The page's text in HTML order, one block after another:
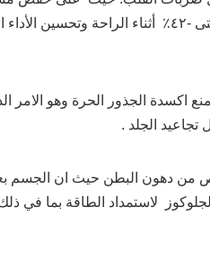
الكوليسترول حتى -٣٢٪؜ والدهون الثلاثية حتى -٤٢٪؜ أثناء الراحة
اكسدة الجذور الحرة وهو الامر
الجلد .
لاستمداد الطاقة بما في